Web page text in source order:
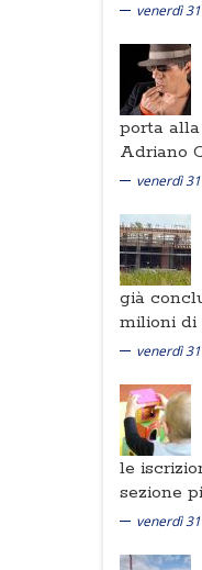
venerdì
porta
Adriano
venerdì
già
milioni di
venerdì
le
sezione
venerdì